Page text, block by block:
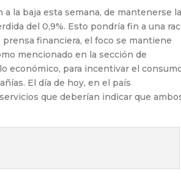
la baja esta semana, de mantenerse la
del 0,9%. Esto pondría fin a una
prensa financiera, el foco se mantiene
mencionado en la sección de
económico, para incentivar el
El día de hoy, en el país
que deberían indicar que